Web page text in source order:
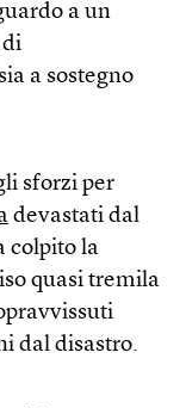
a un
di
a sostegno
sforzi per
devastati dal
colpito la
quasi tremila
dal disastro.